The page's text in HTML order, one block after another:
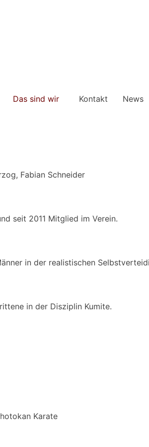
Das sind wir Kontakt News
Fabian Schneider
seit 2011 Mitglied im Verein.
in der realistischen
in der Disziplin Kumite.
Karate